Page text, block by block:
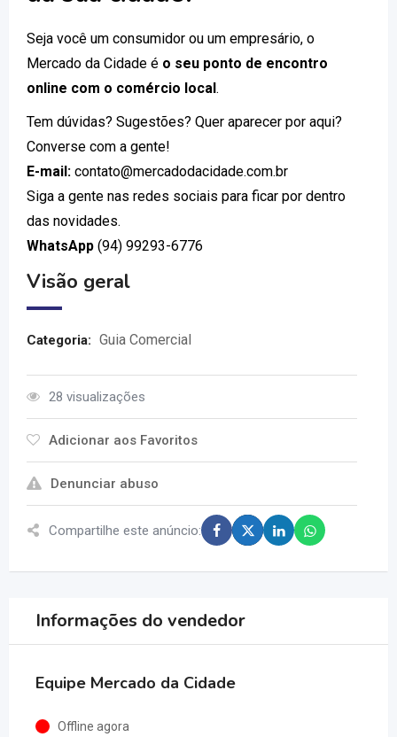
Seja você um consumidor ou um empresário, o
Mercado da Cidade é o seu ponto de encontro
online com o comércio local.
Tem dúvidas? Sugestões? Quer aparecer por aqui?
Converse com a gente!
E-mail: contato@mercadodacidade.com.br
Siga a gente nas redes sociais para ficar por dentro
das novidades.
WhatsApp (94) 99293-6776
Visão geral
Categoria: Guia Comercial
28 visualizações
Adicionar aos Favoritos
Denunciar abuso
Compartilhe este anúncio:
Informações do vendedor
Equipe Mercado da Cidade
Offline agora